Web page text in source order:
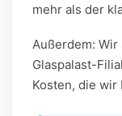
mehr als der
Außerdem:
Glaspalast-
Kosten, die